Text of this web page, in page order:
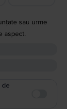
sau urme
aspect.
de